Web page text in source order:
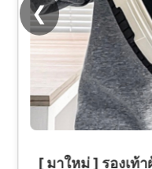
[ มาใหม่ ] รองเท้
❮